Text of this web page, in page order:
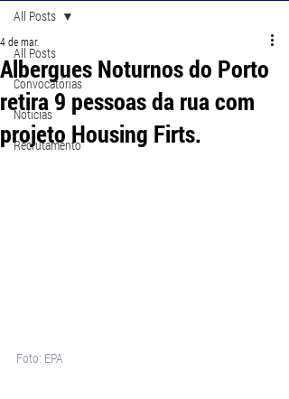
All Posts
Convocatórias
Notícias
Recrutamento
All Posts
Albergues Noturnos do Porto
retira 9 pessoas da rua com
projeto Housing Firts.
4 de mar.
Foto: EPA